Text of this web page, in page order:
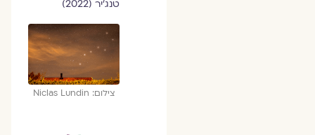
טנג׳יר (2022)
צילום: Niclas Lundin